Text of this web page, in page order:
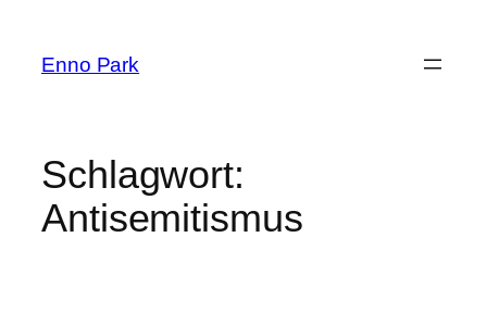
springen
Enno Park
Schlagwort:
Antisemitismus